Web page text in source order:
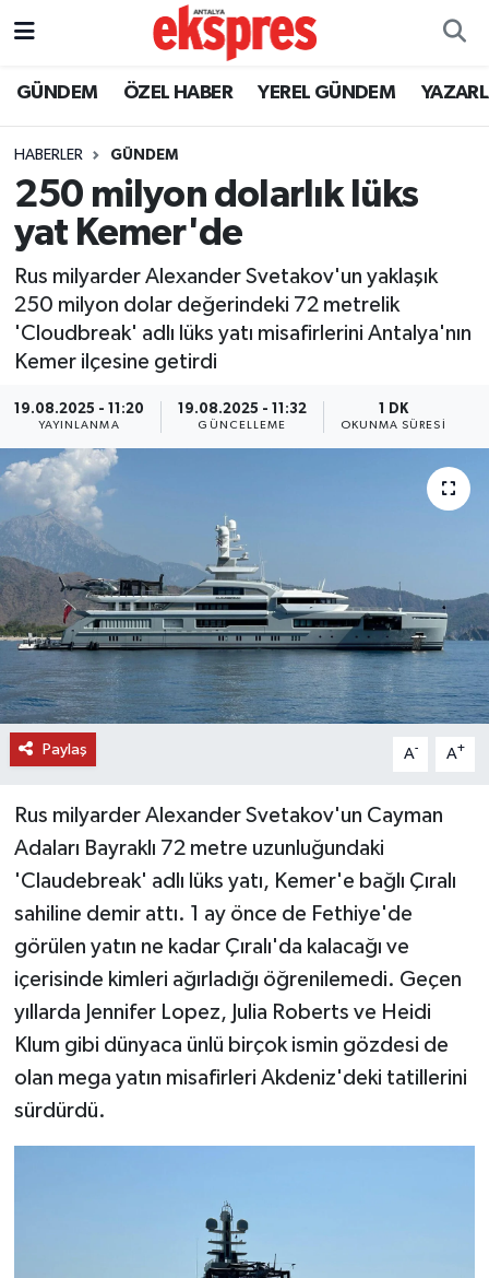
GÜNDEM ÖZEL HABER YEREL GÜNDEM
HABERLER GÜNDEM
250 milyon dolarlık lüks
yat Kemer'de
Rus milyarder Alexander Svetakov'un yaklaşık
250 milyon dolar değerindeki 72 metrelik
'Cloudbreak' adlı lüks yatı misafirlerini Antalya'nın
Kemer ilçesine getirdi
19.08.2025 - 11:20
YAYINLANMA
19.08.2025 - 11:32
GÜNCELLEME
1 DK
OKUNMA SÜRESI
Paylaş A- A+
Rus milyarder Alexander Svetakov'un Cayman
Adaları Bayraklı 72 metre uzunluğundaki
'Claudebreak' adlı lüks yatı, Kemer'e bağlı Çıralı
sahiline demir attı. 1 ay önce de Fethiye'de
görülen yatın ne kadar Çıralı'da kalacağı ve
içerisinde kimleri ağırladığı öğrenilemedi. Geçen
yıllarda Jennifer Lopez, Julia Roberts ve Heidi
Klum gibi dünyaca ünlü birçok ismin gözdesi de
olan mega yatın misafirleri Akdeniz'deki tatillerini
sürdürdü.
ÖZEL HABER
YEREL GÜNDEM
EKONOMİ
KÜLTÜR - SANAT
SPOR
SİYASET
SAĞLIK
DÜNYA
EĞİTİM
TURİZM
RÖPORTAJ
VİDEO HABERLER
YAZARLAR
RESMİ İLAN
MAGAZİN
Nöbetçi Eczaneler
Trafik Durumu
Süper Lig Puan Durumu ve Fikstür
Tüm Manşetler
Son Dakika Haberleri
Haber Arşivi